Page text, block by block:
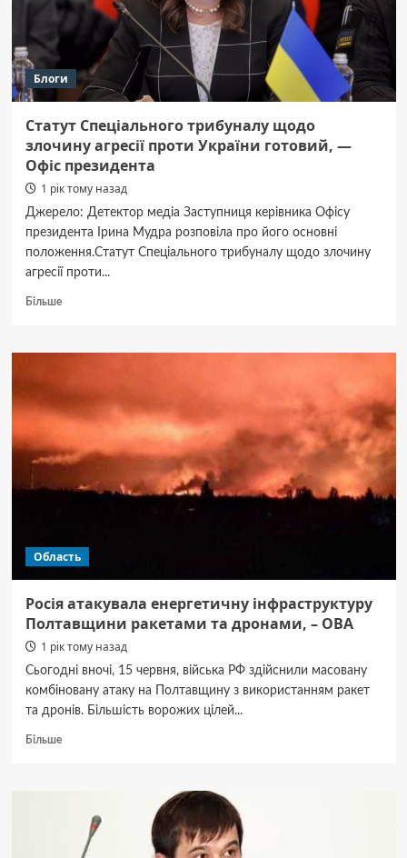
випадків
Блоги
Статут Спеціального трибуналу щодо
злочину агресії проти України готовий, —
Офіс президента
1 рік тому назад
Джерело: Детектор медіа Заступниця керівника Офісу
президента Ірина Мудра розповіла про його основні
положення.Статут Спеціального трибуналу щодо злочину
агресії проти...
БільшеДокладніше
Спеціального
агресії
України
—
Область
Росія атакувала енергетичну інфраструктуру
Полтавщини ракетами та дронами, – ОВА
1 рік тому назад
Сьогодні вночі, 15 червня, війська РФ здійснили масовану
комбіновану атаку на Полтавщину з використанням ракет
та дронів. Більшість ворожих цілей...
БільшеДокладніше
інфраструктуру
Полтавщини